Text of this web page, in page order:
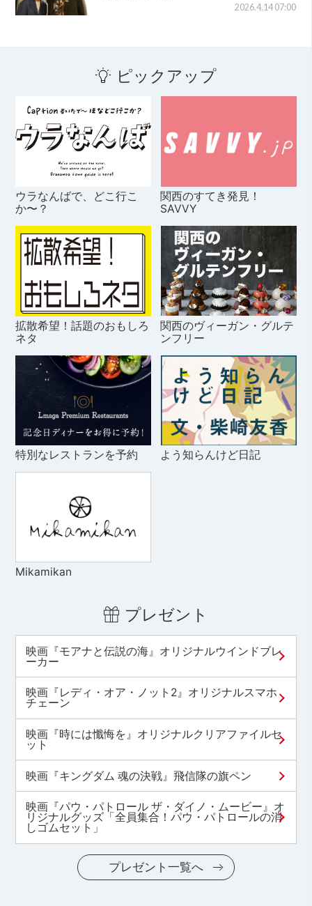
2026.4.14 07:00
ピックアップ
ウラなんばで、どこ行こ
か〜？
関西のすてき発見！
SAVVY
拡散希望！話題のおもしろ
ネタ
関西のヴィーガン・グルテ
ンフリー
特別なレストランを予約 よう知らんけど日記
Mikamikan
プレゼント
映画『モアナと伝説の海』オリジナルウインドブレ
ーカー
映画『レディ・オア・ノット2』オリジナルスマホ
チェーン
映画『時には懺悔を』オリジナルクリアファイルセ
ット
映画『キングダム 魂の決戦』飛信隊の旗ペン
映画『パウ・パトロール ザ・ダイノ・ムービー』オ
リジナルグッズ「全員集合！パウ・パトロールの消
しゴムセット」
プレゼント一覧へ